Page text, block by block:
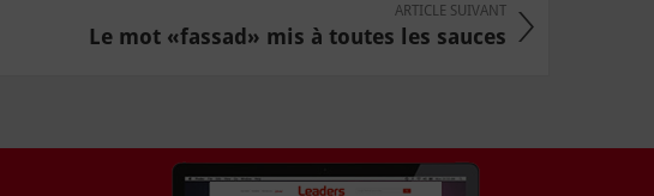
ARTICLE SUIVANT
Le mot «fassad» mis à toutes les sauces